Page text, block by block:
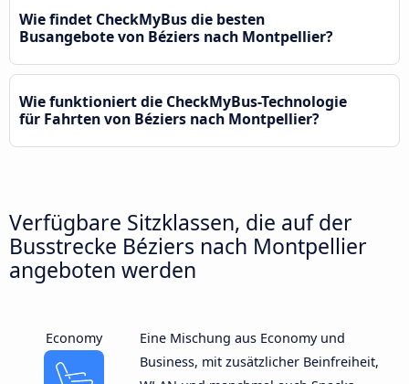
Wie findet CheckMyBus die besten
Busangebote von Béziers nach Montpellier?
Wie funktioniert die CheckMyBus-Technologie
für Fahrten von Béziers nach Montpellier?
Verfügbare Sitzklassen, die auf der
Busstrecke Béziers nach Montpellier
angeboten werden
Economy
Eine Mischung aus Economy und
Business, mit zusätzlicher Beinfreiheit,